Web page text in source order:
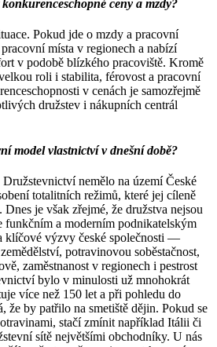
ceny a mzdy?
Pokud jde o mzdy a pracovní
místa v regionech a nabízí
v podobě blízkého pracoviště. Kromě
roli i stabilita, férovost a pracovní
v cenách je samozřejmě
družstev i nákupních centrál
model vlastnictví v dnešní době?
nemělo na území České
totalitních režimů, které jej cíleně
je však zřejmé, že družstva nejsou
funkčním a moderním podnikatelským
klíčové výzvy české společnosti —
potravinovou soběstačnost,
zaměstnanost v regionech i pestrost
bylo v minulosti už mnohokrát
více než 150 let a při pohledu do
že by patřilo na smetiště dějin. Pokud se
stačí zmínit například Itálii či
sítě největšími obchodníky. U nás